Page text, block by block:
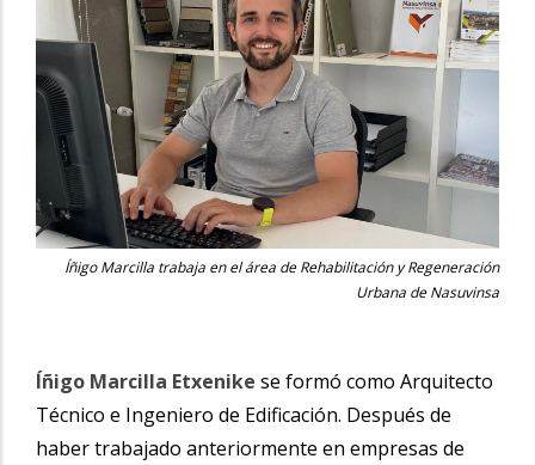
Íñigo Marcilla trabaja en el área de Rehabilitación y Regeneración
Urbana de Nasuvinsa
Íñigo Marcilla Etxenike se formó como Arquitecto
Técnico e Ingeniero de Edificación. Después de
haber trabajado anteriormente en empresas de